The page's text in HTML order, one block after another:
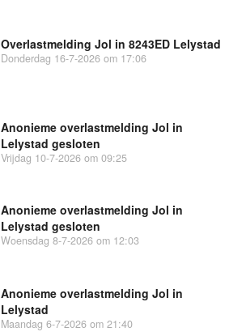
Overlastmelding Jol in 8243ED Lelystad
Donderdag 16-7-2026 om 17:06
Anonieme overlastmelding Jol in
Lelystad gesloten
Vrijdag 10-7-2026 om 09:25
Anonieme overlastmelding Jol in
Lelystad gesloten
Woensdag 8-7-2026 om 12:03
Anonieme overlastmelding Jol in
Lelystad
Maandag 6-7-2026 om 21:40